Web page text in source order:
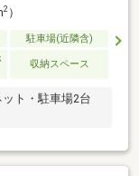
2）
駐車場(近隣含)
収納スペース
ト・駐車場2台